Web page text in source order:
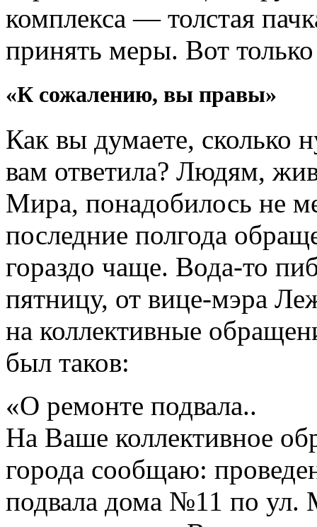
комплекса — толстая
принять меры. Вот
«К сожалению, вы правы»
Как вы думаете, сколько
вам ответила? Людям,
Мира, понадобилось не
последние полгода
гораздо чаще. Вода-то
пятницу, от вице-мэра
на коллективные
был таков:
«О ремонте подвала..
На Ваше коллективное
города сообщаю:
подвала дома №11 по